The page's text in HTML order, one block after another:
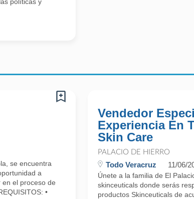
se encuentra
a
el proceso de
•
Vendedor
Experiencia En
Skin Care
PALACIO DE HIERRO
Todo Veracruz 11/06/
Únete a la familia de El
skinceuticals donde serás
productos Skinceuticals de